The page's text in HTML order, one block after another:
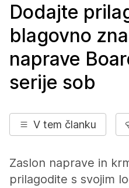
Dodajte
blagovno
naprave
serije sob
V tem članku
Zaslon naprave in
prilagodite s svojim